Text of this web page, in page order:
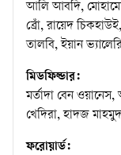
আলি আবদি,
ব্রোঁ, রায়েদ
তালবি, ইয়ান
মিডফিল্ডার:
মর্তাদা বেন ওয়ানেস,
খেদিরা, হাদজ
ফরোয়ার্ড: